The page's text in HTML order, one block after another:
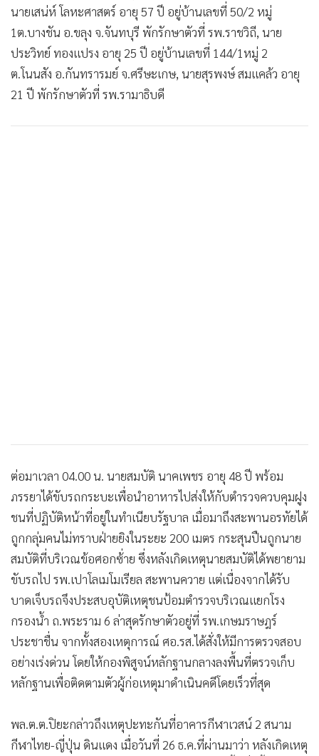
• News1
• Gotomanager
นายเสน่ห์ โลหะศาสตร์ อายุ 57 ปี อยู่บ้านเลขที่ 50/2 หมู่
1ต.บางชัน อ.ขลุง จ.จันทบุรี พักรักษาตัวที่ รพ.ราชวิถี, นาย
ประวิทย์ ทองแปรง อายุ 25 ปี อยู่บ้านเลขที่ 144/1หมู่ 2
ต.โนนสัง อ.กันทรารมย์ จ.ศรีษะเกษ, นายสุรพงษ์ สมแคล้ว อายุ
21 ปี พักรักษาตัวที่ รพ.รามาธิบดี
ต่อมาเวลา 04.00 น. นายสมบัติ นาคเพชร อายุ 48 ปี พร้อม
ภรรยาได้ขับรถกระบะเพื่อนำอาหารไปส่งให้กับตำรวจควบคุมฝูง
ชนที่ปฏิบัติหน้าที่อยู่ในทำเนียบรัฐบาล เมื่อมาถึงสะพานอรทัยได้
ถูกกลุ่มคนไม่ทราบฝ่ายยิงในระยะ 200 เมตร กระสุนปืนถูกนาย
สมบัติที่บริเวณข้อศอกซ้่าย ซึ่งหลังเกิดเหตุนายสมบัติได้พยายาม
ขับรถไป รพ.เปาโลเมโมเรียล สะพานควาย แต่เนื่องจากได้รับ
บาดเจ็บรถจึงประสบอุบัติเหตุชนป้อมตำรวจบริเวณแยกโรง
กรองน้ำ ถ.พระราม 6 ล่าสุดรักษาตัวอยู่ที่ รพ.เกษมราษฎร์
ประชาชื่น จากทั้งสองเหตุการณ์ ศอ.รส.ได้สั่งให้มีการตรวจสอบ
อย่างเร่งด่วน โดยให้กองพิสูจน์หลักฐานกลางลงพื้นที่ตรวจเก็บ
หลักฐานเพื่อติดตามตัวผู้ก่อเหตุมาดำเนินคดีโดยเร็วที่สุด
พล.ต.ต.ปิยะกล่าวถึงเหตุปะทะกันที่อาคารกีฬาเวสน์ 2 สนาม
กีฬาไทย-ญี่ปุ่น ดินแดง เมื่อวันที่ 26 ธ.ค.ที่ผ่านมาว่า หลังเกิดเหตุ